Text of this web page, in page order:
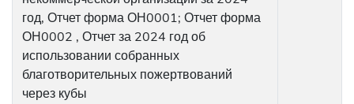
год, Отчет форма ОН0001; Отчет форма
ОН0002 , Отчет за 2024 год об
использовании собранных
благотворительных пожертвований
через кубы